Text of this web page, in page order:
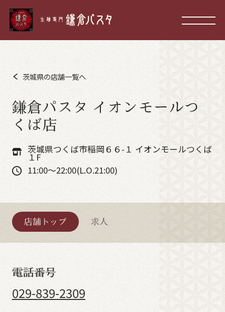
茨城県の店舗一覧へ
鎌倉パスタ イオンモールつ
くば店
茨城県つくば市稲岡６６-１ イオンモールつくば
１F
11:00～22:00(L.O.21:00)
店舗トップ 求人
電話番号
029-839-2309